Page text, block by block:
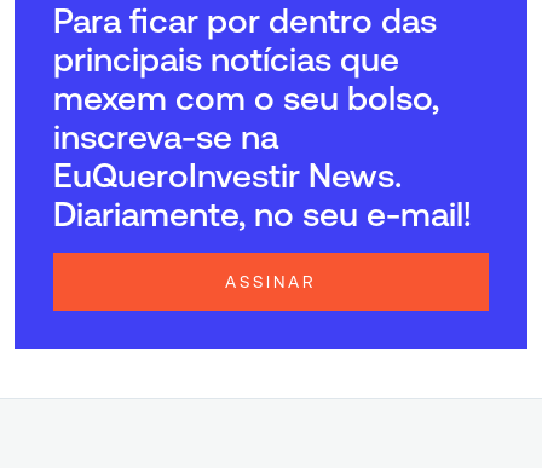
Para ficar por dentro das
principais notícias que
mexem com o seu bolso,
inscreva-se na
EuQueroInvestir News.
Diariamente, no seu e-mail!
ASSINAR